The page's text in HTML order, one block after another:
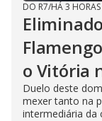
DO R7/HÁ 3 HORAS
o Vitória
Duelo deste
mexer tanto na
intermediária da